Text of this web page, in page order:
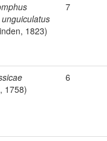
1823)
7
1758)
6